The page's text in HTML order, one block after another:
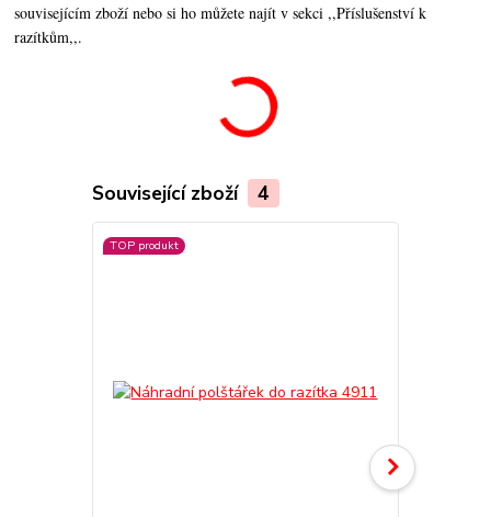
souvisejícím zboží nebo si ho můžete najít v sekci ,,Příslušenství k
razítkům,,.
Související zboží 4
TOP produkt